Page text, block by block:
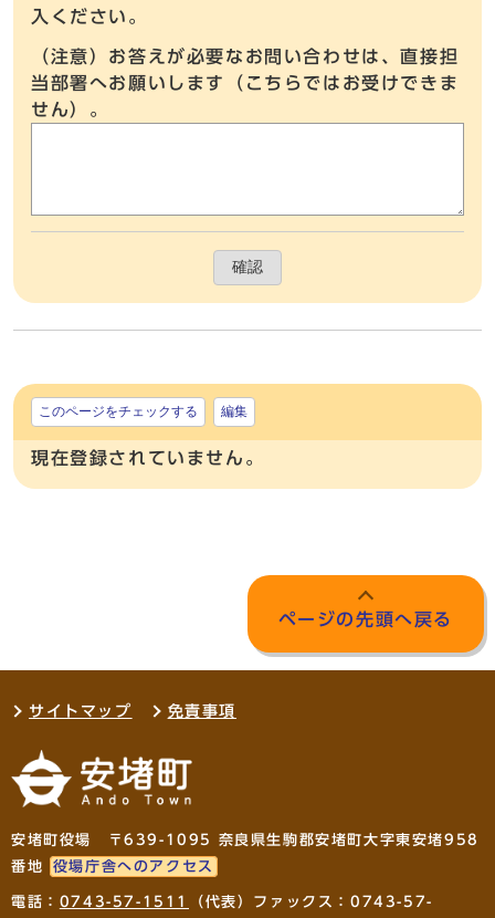
入ください。
（注意）お答えが必要なお問い合わせは、直接担
当部署へお願いします（こちらではお受けできま
せん）。
確認
このページをチェックする 編集
現在登録されていません。
ページの先頭へ戻る
サイトマップ 免責事項
安堵町役場 〒639-1095 奈良県生駒郡安堵町大字東安堵958
番地
役場庁舎へのアクセス
電話： 0743-57-1511 （代表）ファックス：0743-57-